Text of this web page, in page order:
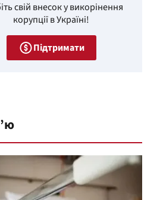
свій внесок у викорінення
корупції в Україні!
Підтримати